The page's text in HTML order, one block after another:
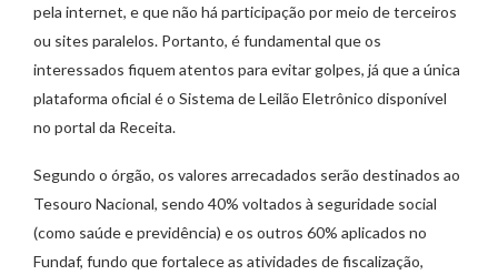
pela internet, e que não há participação por meio de terceiros
ou sites paralelos. Portanto, é fundamental que os
interessados fiquem atentos para evitar golpes, já que a única
plataforma oficial é o Sistema de Leilão Eletrônico disponível
no portal da Receita.
Segundo o órgão, os valores arrecadados serão destinados ao
Tesouro Nacional, sendo 40% voltados à seguridade social
(como saúde e previdência) e os outros 60% aplicados no
Fundaf, fundo que fortalece as atividades de fiscalização,